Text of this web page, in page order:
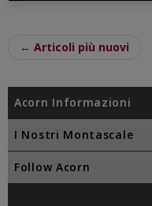
← Articoli più nuovi
Acorn Informazioni
I Nostri Montascale
Follow Acorn